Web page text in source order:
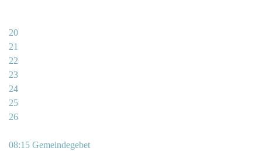
20
21
22
23
24
25
26
08:15 Gemeindegebet